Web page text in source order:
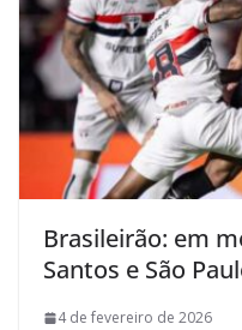
Brasileirão: em
Santos e São
4 de fevereiro de 2026